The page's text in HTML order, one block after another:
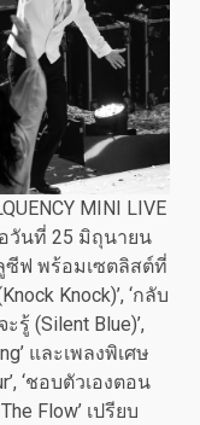
MINI LIVE
อวันที่ 25 มิถุนายน
ซีฟ พร้อมเซตลิสต์ที่
Knock)’, ‘กลับ
รู้ (Silent Blue)’,
และเพลงพิเศษ
‘ชอบตัวเองตอน
Flow’ เปรียบ